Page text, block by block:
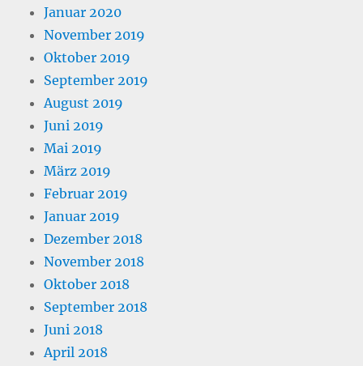
Januar 2020
November 2019
Oktober 2019
September 2019
August 2019
Juni 2019
Mai 2019
März 2019
Februar 2019
Januar 2019
Dezember 2018
November 2018
Oktober 2018
September 2018
Juni 2018
April 2018